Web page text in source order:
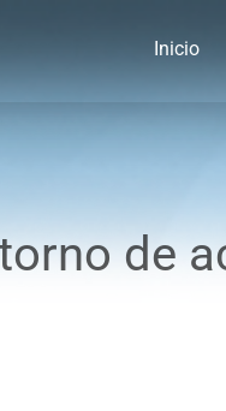
Inicio
de